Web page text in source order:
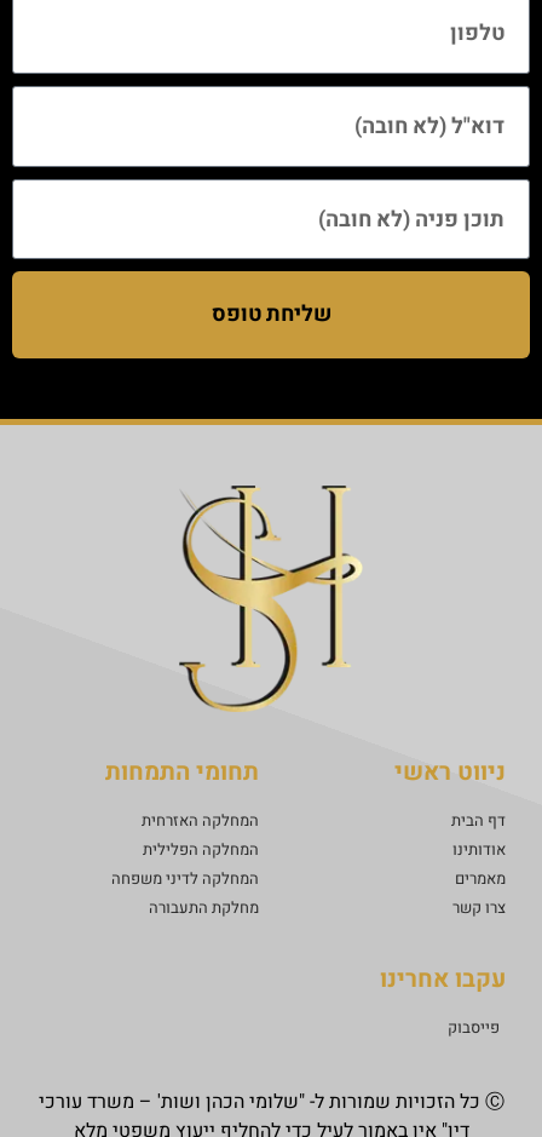
שליחת טופס
ניווט ראשי
דף הבית
אודותינו
מאמרים
צרו קשר
תחומי התמחות
המחלקה האזרחית
המחלקה הפלילית
המחלקה לדיני משפחה
מחלקת התעבורה
עקבו אחרינו
פייסבוק
Ⓒ כל הזכויות שמורות ל- "שלומי הכהן ושות' – משרד עורכי
דין" אין באמור לעיל כדי להחליף ייעוץ משפטי מלא